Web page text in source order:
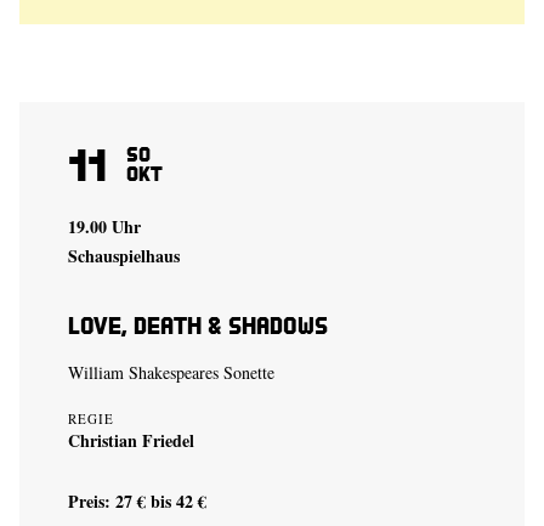
11 So
Okt
19.00 Uhr
Schauspielhaus
Love, Death & Shadows
William Shakespeares Sonette
REGIE
Christian Friedel
Preis: 27 € bis 42 €